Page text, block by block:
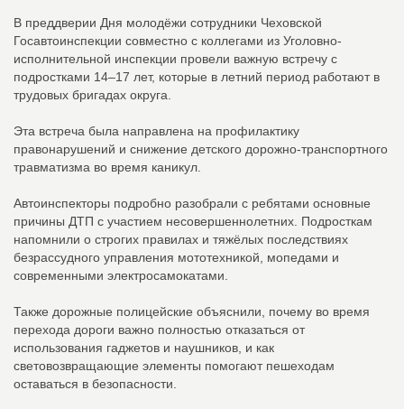
В преддверии Дня молодёжи сотрудники Чеховской
Госавтоинспекции совместно с коллегами из Уголовно-
исполнительной инспекции провели важную встречу с
подростками 14–17 лет, которые в летний период работают в
трудовых бригадах округа.
Эта встреча была направлена на профилактику
правонарушений и снижение детского дорожно-транспортного
травматизма во время каникул.
Автоинспекторы подробно разобрали с ребятами основные
причины ДТП с участием несовершеннолетних. Подросткам
напомнили о строгих правилах и тяжёлых последствиях
безрассудного управления мототехникой, мопедами и
современными электросамокатами.
Также дорожные полицейские объяснили, почему во время
перехода дороги важно полностью отказаться от
использования гаджетов и наушников, и как
световозвращающие элементы помогают пешеходам
оставаться в безопасности.